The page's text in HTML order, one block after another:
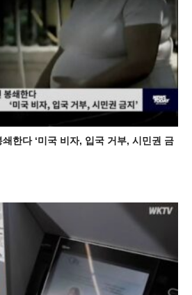
한다 ‘미국 비자, 입국 거부, 시민권 금